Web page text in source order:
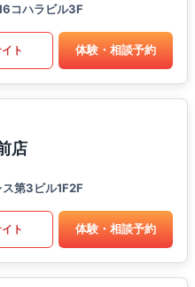
コハラビル3F
ト 体験・相談予約
店
第3ビル1F2F
ト 体験・相談予約